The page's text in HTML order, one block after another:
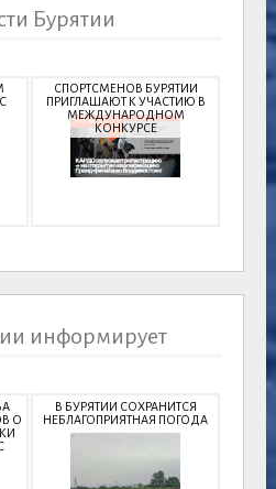
Бурятии
СПОРТСМЕНОВ БУРЯТИИ
ПРИГЛАШАЮТ К УЧАСТИЮ В
МЕЖДУНАРОДНОМ
КОНКУРСЕ
информирует
О
В БУРЯТИИ СОХРАНИТСЯ
НЕБЛАГОПРИЯТНАЯ ПОГОДА